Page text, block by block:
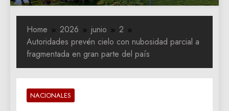
Home 2026 junio
2
Autoridades prevén cielo con nubosidad parcial a
fragmentada en gran parte del país
NACIONALES